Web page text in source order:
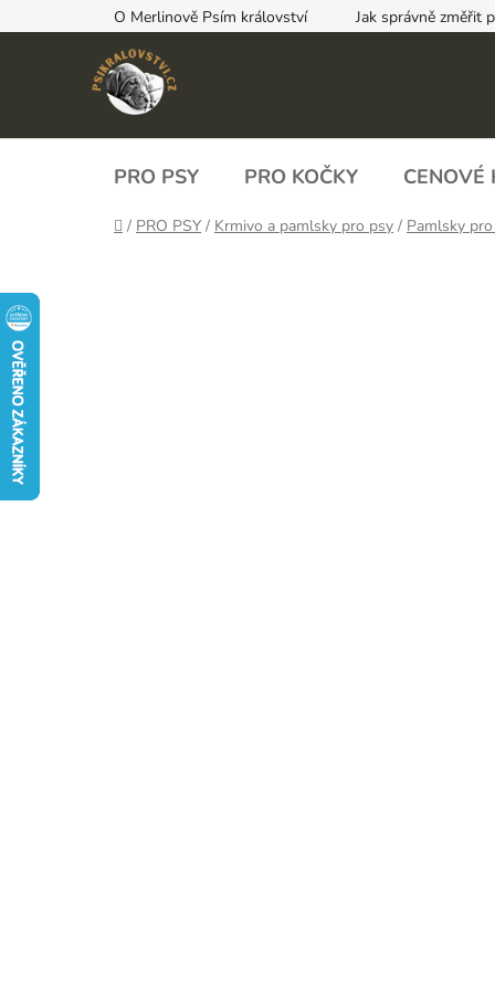
na
O Merlinově Psím království Jak správně změřit
PRO PSY PRO KOČKY CENOVÉ
Domů
/ PRO PSY / Krmivo a pamlsky pro psy / Pamlsky